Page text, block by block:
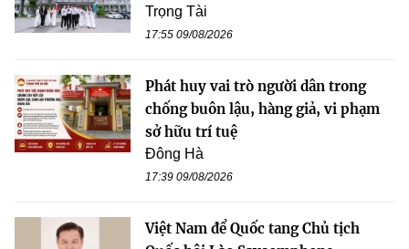
Trọng Tài
17:55 09/08/2026
Phát huy vai trò người dân trong
chống buôn lậu, hàng giả, vi phạm
sở hữu trí tuệ
Đông Hà
17:39 09/08/2026
Việt Nam để Quốc tang Chủ tịch